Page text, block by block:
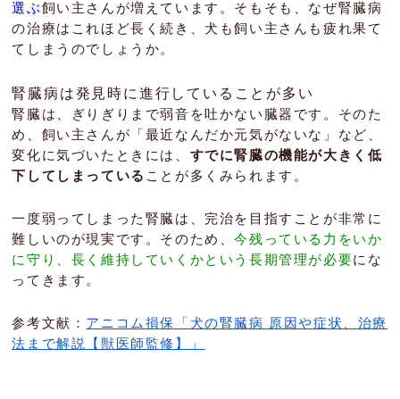
選ぶ飼い主さんが増えています。そもそも、なぜ腎臓病
の治療はこれほど長く続き、犬も飼い主さんも疲れ果て
てしまうのでしょうか。
腎臓病は発見時に進行していることが多い
腎臓は、ぎりぎりまで弱音を吐かない臓器です。そのた
め、飼い主さんが「最近なんだか元気がないな」など、
変化に気づいたときには、 すでに腎臓の機能が大きく低
下してしまっている ことが多くみられます。
一度弱ってしまった腎臓は、完治を目指すことが非常に
難しいのが現実です。そのため、今残っている力をいか
に守り、長く維持していくかという長期管理が必要にな
ってきます。
参考文献： アニコム損保「犬の腎臓病 原因や症状、治療
法まで解説【獣医師監修】」